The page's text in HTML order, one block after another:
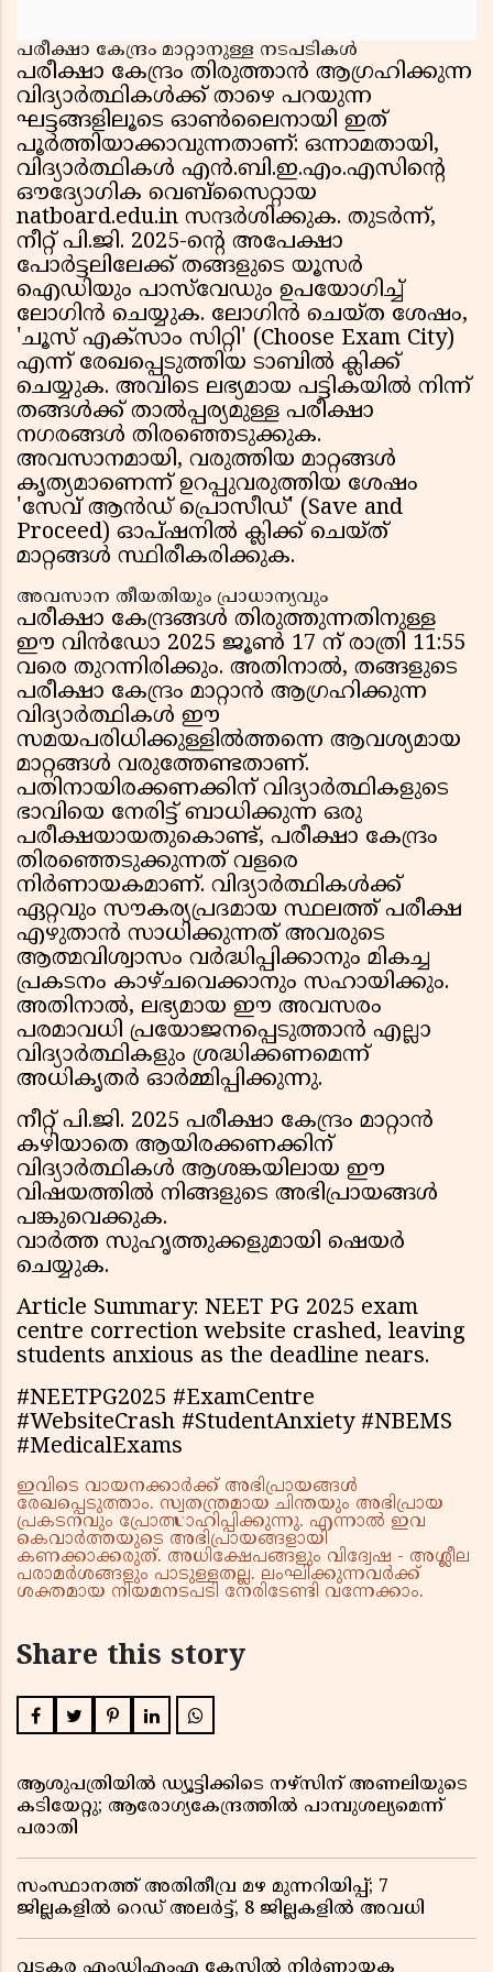
പരീക്ഷാ കേന്ദ്രം മാറ്റാനുള്ള നടപടികൾ
പരീക്ഷാ കേന്ദ്രം തിരുത്താൻ ആഗ്രഹിക്കുന്ന
വിദ്യാർത്ഥികൾക്ക് താഴെ പറയുന്ന
ഘട്ടങ്ങളിലൂടെ ഓൺലൈനായി ഇത്
പൂർത്തിയാക്കാവുന്നതാണ്: ഒന്നാമതായി,
വിദ്യാർത്ഥികൾ എൻ.ബി.ഇ.എം.എസിൻ്റെ
ഔദ്യോഗിക വെബ്സൈറ്റായ
natboard.edu.in സന്ദർശിക്കുക. തുടർന്ന്,
നീറ്റ് പി.ജി. 2025-ൻ്റെ അപേക്ഷാ
പോർട്ടലിലേക്ക് തങ്ങളുടെ യൂസർ
ഐഡിയും പാസ്‌വേഡും ഉപയോഗിച്ച്
ലോഗിൻ ചെയ്യുക. ലോഗിൻ ചെയ്ത ശേഷം,
'ചൂസ് എക്സാം സിറ്റി' (Choose Exam City)
എന്ന് രേഖപ്പെടുത്തിയ ടാബിൽ ക്ലിക്ക്
ചെയ്യുക. അവിടെ ലഭ്യമായ പട്ടികയിൽ നിന്ന്
തങ്ങൾക്ക് താൽപ്പര്യമുള്ള പരീക്ഷാ
നഗരങ്ങൾ തിരഞ്ഞെടുക്കുക.
അവസാനമായി, വരുത്തിയ മാറ്റങ്ങൾ
കൃത്യമാണെന്ന് ഉറപ്പുവരുത്തിയ ശേഷം
'സേവ് ആൻഡ് പ്രൊസീഡ്' (Save and
Proceed) ഓപ്ഷനിൽ ക്ലിക്ക് ചെയ്ത്
മാറ്റങ്ങൾ സ്ഥിരീകരിക്കുക.
അവസാന തീയതിയും പ്രാധാന്യവും
പരീക്ഷാ കേന്ദ്രങ്ങൾ തിരുത്തുന്നതിനുള്ള
ഈ വിൻഡോ 2025 ജൂൺ 17 ന് രാത്രി 11:55
വരെ തുറന്നിരിക്കും. അതിനാൽ, തങ്ങളുടെ
പരീക്ഷാ കേന്ദ്രം മാറ്റാൻ ആഗ്രഹിക്കുന്ന
വിദ്യാർത്ഥികൾ ഈ
സമയപരിധിക്കുള്ളിൽത്തന്നെ ആവശ്യമായ
മാറ്റങ്ങൾ വരുത്തേണ്ടതാണ്.
പതിനായിരക്കണക്കിന് വിദ്യാർത്ഥികളുടെ
ഭാവിയെ നേരിട്ട് ബാധിക്കുന്ന ഒരു
പരീക്ഷയായതുകൊണ്ട്, പരീക്ഷാ കേന്ദ്രം
തിരഞ്ഞെടുക്കുന്നത് വളരെ
നിർണായകമാണ്. വിദ്യാർത്ഥികൾക്ക്
ഏറ്റവും സൗകര്യപ്രദമായ സ്ഥലത്ത് പരീക്ഷ
എഴുതാൻ സാധിക്കുന്നത് അവരുടെ
ആത്മവിശ്വാസം വർദ്ധിപ്പിക്കാനും മികച്ച
പ്രകടനം കാഴ്ചവെക്കാനും സഹായിക്കും.
അതിനാൽ, ലഭ്യമായ ഈ അവസരം
പരമാവധി പ്രയോജനപ്പെടുത്താൻ എല്ലാ
വിദ്യാർത്ഥികളും ശ്രദ്ധിക്കണമെന്ന്
അധികൃതർ ഓർമ്മിപ്പിക്കുന്നു.
നീറ്റ് പി.ജി. 2025 പരീക്ഷാ കേന്ദ്രം മാറ്റാൻ
കഴിയാതെ ആയിരക്കണക്കിന്
വിദ്യാർത്ഥികൾ ആശങ്കയിലായ ഈ
വിഷയത്തിൽ നിങ്ങളുടെ അഭിപ്രായങ്ങൾ
പങ്കുവെക്കുക.
വാർത്ത സുഹൃത്തുക്കളുമായി ഷെയർ
ചെയ്യുക.
Article Summary: NEET PG 2025 exam
centre correction website crashed, leaving
students anxious as the deadline nears.
#NEETPG2025 #ExamCentre
#WebsiteCrash #StudentAnxiety #NBEMS
#MedicalExams
ഇവിടെ വായനക്കാർക്ക് അഭിപ്രായങ്ങൾ
രേഖപ്പെടുത്താം. സ്വതന്ത്രമായ ചിന്തയും അഭിപ്രായ
പ്രകടനവും പ്രോത്സാഹിപ്പിക്കുന്നു. എന്നാൽ ഇവ
കെവാർത്തയുടെ അഭിപ്രായങ്ങളായി
കണക്കാക്കരുത്. അധിക്ഷേപങ്ങളും വിദ്വേഷ - അശ്ലീല
പരാമർശങ്ങളും പാടുള്ളതല്ല. ലംഘിക്കുന്നവർക്ക്
ശക്തമായ നിയമനടപടി നേരിടേണ്ടി വന്നേക്കാം.
Share this story
ആശുപത്രിയിൽ ഡ്യൂട്ടിക്കിടെ നഴ്സിന് അണലിയുടെ
കടിയേറ്റു; ആരോഗ്യകേന്ദ്രത്തിൽ പാമ്പുശല്യമെന്ന്
പരാതി
സംസ്ഥാനത്ത് അതിതീവ്ര മഴ മുന്നറിയിപ്പ്; 7
ജില്ലകളിൽ റെഡ് അലർട്ട്, 8 ജില്ലകളിൽ അവധി